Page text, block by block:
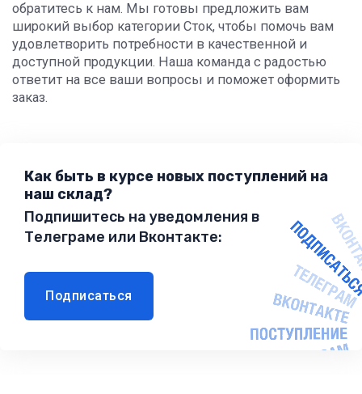
обратитесь к нам. Мы готовы предложить вам
широкий выбор категории Сток, чтобы помочь вам
удовлетворить потребности в качественной и
доступной продукции. Наша команда с радостью
ответит на все ваши вопросы и поможет оформить
заказ.
Как быть в курсе новых поступлений на
наш склад?
Подпишитесь на уведомления в
Телеграме или Вконтакте:
Подписаться